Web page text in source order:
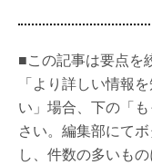
■この記事は要点を
「より詳しい情報
い」場合、下の「
さい。編集部にて
し、件数の多いも